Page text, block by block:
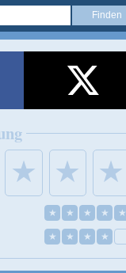
★ ★ ★
★ ★ ★ ★ ★
★ ★ ★ ★